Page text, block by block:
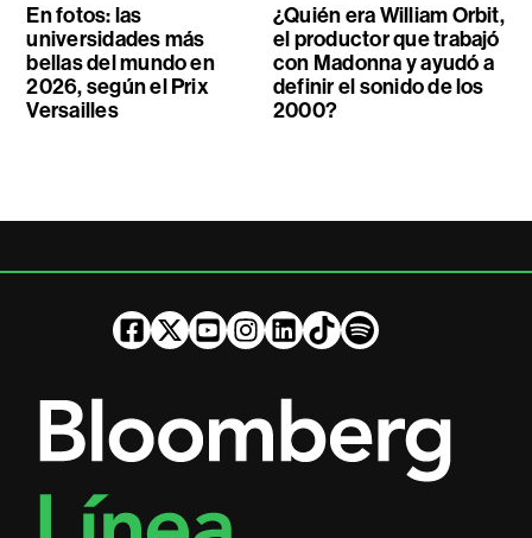
En fotos: las
universidades más
bellas del mundo en
2026, según el Prix
Versailles
¿Quién era William Orbit,
el productor que trabajó
con Madonna y ayudó a
definir el sonido de los
2000?